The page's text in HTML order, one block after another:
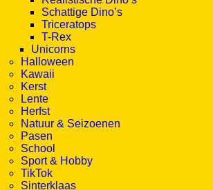
Schattige Dino’s
Triceratops
T-Rex
Unicorns
Halloween
Kawaii
Kerst
Lente
Herfst
Natuur & Seizoenen
Pasen
School
Sport & Hobby
TikTok
Sinterklaas